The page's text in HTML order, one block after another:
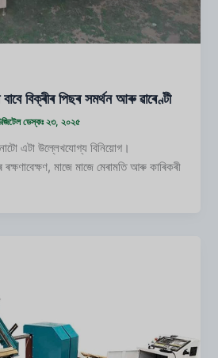
বাবে বিক্ৰীৰ পিছৰ সমৰ্থন আৰু ৱাৰেণ্টী
ডেস্কঃ ২৩, ২০২৫
এটা উল্লেখযোগ্য বিনিয়োগ।
মাজে মাজে মেৰামতি আৰু কাৰিকৰী